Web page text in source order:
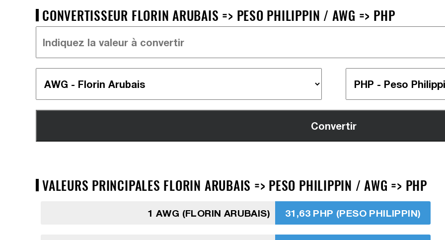
CONVERTISSEUR FLORIN ARUBAIS => PESO PHILIPPIN / AWG => PHP
VALEURS PRINCIPALES FLORIN ARUBAIS => PESO PHILIPPIN / AWG => PHP
1 AWG (FLORIN ARUBAIS) 31,63 PHP (PESO PHILIPPIN)